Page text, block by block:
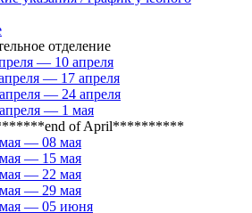
отделение
— 10 апреля
— 17 апреля
— 24 апреля
— 1 мая
of April**********
— 08 мая
— 15 мая
— 22 мая
— 29 мая
— 05 июня